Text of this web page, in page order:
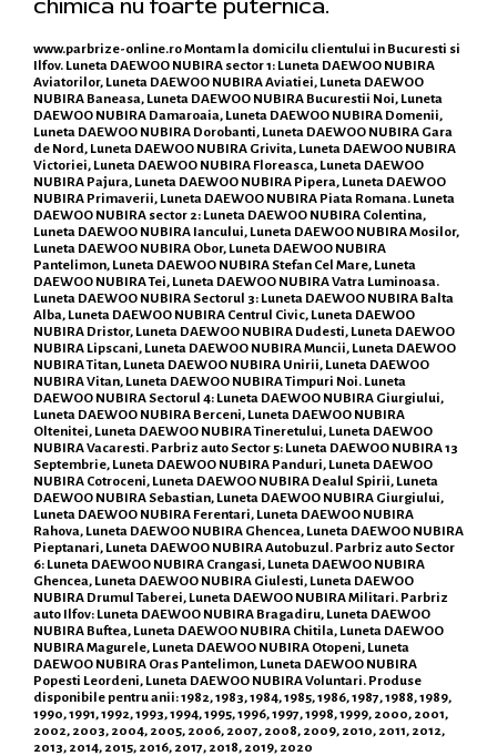
chimica nu foarte puternica.
www.parbrize-online.roMontam la domicilu clientului in Bucuresti si
Ilfov. Luneta DAEWOO NUBIRA sector 1: Luneta DAEWOO NUBIRA
Aviatorilor, Luneta DAEWOO NUBIRA Aviatiei, Luneta DAEWOO
NUBIRA Baneasa, Luneta DAEWOO NUBIRA Bucurestii Noi, Luneta
DAEWOO NUBIRA Damaroaia, Luneta DAEWOO NUBIRA Domenii,
Luneta DAEWOO NUBIRA Dorobanti, Luneta DAEWOO NUBIRA Gara
de Nord, Luneta DAEWOO NUBIRA Grivita, Luneta DAEWOO NUBIRA
Victoriei, Luneta DAEWOO NUBIRA Floreasca, Luneta DAEWOO
NUBIRA Pajura, Luneta DAEWOO NUBIRA Pipera, Luneta DAEWOO
NUBIRA Primaverii, Luneta DAEWOO NUBIRA Piata Romana. Luneta
DAEWOO NUBIRA sector 2: Luneta DAEWOO NUBIRA Colentina,
Luneta DAEWOO NUBIRA Iancului, Luneta DAEWOO NUBIRA Mosilor,
Luneta DAEWOO NUBIRA Obor, Luneta DAEWOO NUBIRA
Pantelimon, Luneta DAEWOO NUBIRA Stefan Cel Mare, Luneta
DAEWOO NUBIRA Tei, Luneta DAEWOO NUBIRA Vatra Luminoasa.
Luneta DAEWOO NUBIRA Sectorul 3: Luneta DAEWOO NUBIRA Balta
Alba, Luneta DAEWOO NUBIRA Centrul Civic, Luneta DAEWOO
NUBIRA Dristor, Luneta DAEWOO NUBIRA Dudesti, Luneta DAEWOO
NUBIRA Lipscani, Luneta DAEWOO NUBIRA Muncii, Luneta DAEWOO
NUBIRA Titan, Luneta DAEWOO NUBIRA Unirii, Luneta DAEWOO
NUBIRA Vitan, Luneta DAEWOO NUBIRA Timpuri Noi. Luneta
DAEWOO NUBIRA Sectorul 4: Luneta DAEWOO NUBIRA Giurgiului,
Luneta DAEWOO NUBIRA Berceni, Luneta DAEWOO NUBIRA
Oltenitei, Luneta DAEWOO NUBIRA Tineretului, Luneta DAEWOO
NUBIRA Vacaresti. Parbriz auto Sector 5: Luneta DAEWOO NUBIRA 13
Septembrie, Luneta DAEWOO NUBIRA Panduri, Luneta DAEWOO
NUBIRA Cotroceni, Luneta DAEWOO NUBIRA Dealul Spirii, Luneta
DAEWOO NUBIRA Sebastian, Luneta DAEWOO NUBIRA Giurgiului,
Luneta DAEWOO NUBIRA Ferentari, Luneta DAEWOO NUBIRA
Rahova, Luneta DAEWOO NUBIRA Ghencea, Luneta DAEWOO NUBIRA
Pieptanari, Luneta DAEWOO NUBIRA Autobuzul. Parbriz auto Sector
6: Luneta DAEWOO NUBIRA Crangasi, Luneta DAEWOO NUBIRA
Ghencea, Luneta DAEWOO NUBIRA Giulesti, Luneta DAEWOO
NUBIRA Drumul Taberei, Luneta DAEWOO NUBIRA Militari. Parbriz
auto Ilfov: Luneta DAEWOO NUBIRA Bragadiru, Luneta DAEWOO
NUBIRA Buftea, Luneta DAEWOO NUBIRA Chitila, Luneta DAEWOO
NUBIRA Magurele, Luneta DAEWOO NUBIRA Otopeni, Luneta
DAEWOO NUBIRA Oras Pantelimon, Luneta DAEWOO NUBIRA
Popesti Leordeni, Luneta DAEWOO NUBIRA Voluntari. Produse
disponibile pentru anii: 1982, 1983, 1984, 1985, 1986, 1987, 1988, 1989,
1990, 1991, 1992, 1993, 1994, 1995, 1996, 1997, 1998, 1999, 2000, 2001,
2002, 2003, 2004, 2005, 2006, 2007, 2008, 2009, 2010, 2011, 2012,
2013, 2014, 2015, 2016, 2017, 2018, 2019, 2020